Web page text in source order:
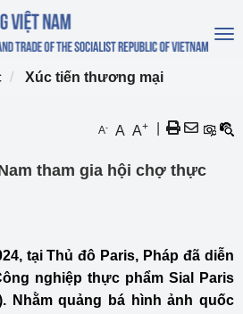
Xúc tiến thương mại
A- A A+
tham gia hội chợ thực
tại Thủ đô Paris, Pháp đã diễn
nghiệp thực phẩm Sial Paris
Nhằm quảng bá hình ảnh quốc